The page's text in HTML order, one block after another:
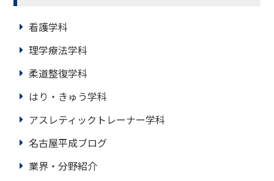
看護学科
理学療法学科
柔道整復学科
はり・きゅう学科
アスレティックトレーナー学科
名古屋平成ブログ
業界・分野紹介